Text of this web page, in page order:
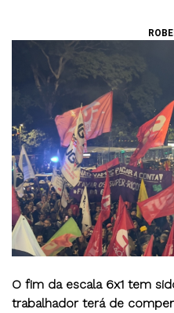
O fim da escala 6x1 tem
trabalhador terá de